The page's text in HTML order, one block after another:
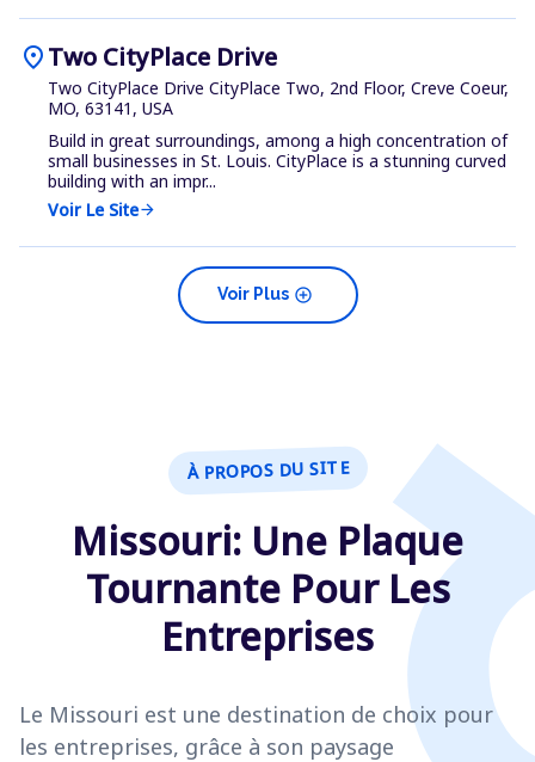
location_onTwo CityPlace Drive
Two CityPlace Drive CityPlace Two, 2nd Floor, Creve Coeur,
MO, 63141, USA
Build in great surroundings, among a high concentration of
small businesses in St. Louis. CityPlace is a stunning curved
building with an impr...
Voir Le Sitearrow_forward
add_circle
Voir Plus
À PROPOS DU SITE
Missouri: Une Plaque
Tournante Pour Les
Entreprises
Le Missouri est une destination de choix pour
les entreprises, grâce à son paysage